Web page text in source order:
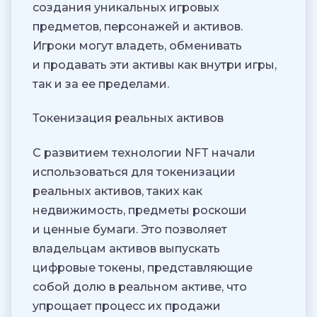
создания уникальных игровых
предметов, персонажей и активов.
Игроки могут владеть, обменивать
и продавать эти активы как внутри игры,
так и за ее пределами.
Токенизация реальных активов
С развитием технологии NFT начали
использоваться для токенизации
реальных активов, таких как
недвижимость, предметы роскоши
и ценные бумаги. Это позволяет
владельцам активов выпускать
цифровые токены, представляющие
собой долю в реальном активе, что
упрощает процесс их продажи